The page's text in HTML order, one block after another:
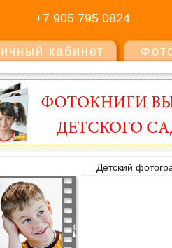
+7 905 795 0824
кабинет
Детский